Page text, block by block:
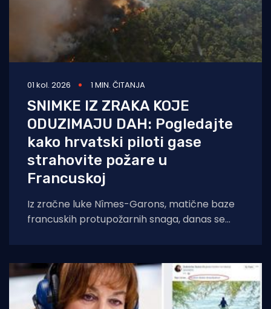
01 kol. 2026 1 MIN. ČITANJA
SNIMKE IZ ZRAKA KOJE
ODUZIMAJU DAH: Pogledajte
kako hrvatski piloti gase
strahovite požare u
Francuskoj
Iz zračne luke Nîmes-Garons, matične baze
francuskih protupožarnih snaga, danas se